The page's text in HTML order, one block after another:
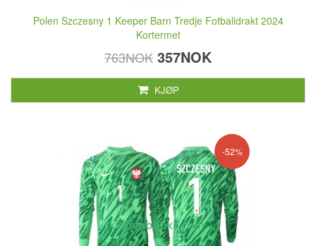
Polen Szczesny 1 Keeper Barn Tredje Fotballdrakt 2024
Kortermet
763NOK 357NOK
KJØP
-52%